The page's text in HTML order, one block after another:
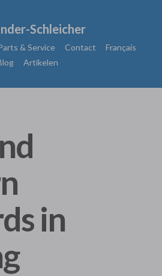
Schleicher
& Service Contact
Français
Artikelen
in